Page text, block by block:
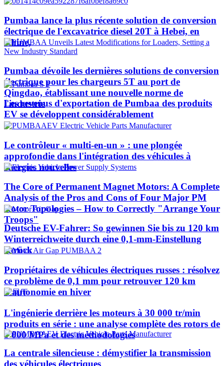
Pumbaa lance la plus récente solution de conversion
électrique de l'excavatrice diesel 20T à Hebei, en
Chine,
Pumbaa dévoile les dernières solutions de conversion
électrique pour les chargeurs 5T au port de
Qingdao, établissant une nouvelle norme de
l'industrie
Les revenus d'exportation de Pumbaa des produits
EV se développent considérablement
Le contrôleur « multi-en-un » : une plongée
approfondie dans l'intégration des véhicules à
énergies nouvelles
The Core of Permanent Magnet Motors: A Complete
Analysis of the Pros and Cons of Four Major PM
Rotor Topologies – How to Correctly "Arrange Your
Troops"
Deutsche EV-Fahrer: So gewinnen Sie bis zu 120 km
Winterreichweite durch eine 0,1-mm-Einstellung
zurück
Propriétaires de véhicules électriques russes : résolvez
ce problème de 0,1 mm pour retrouver 120 km
d'autonomie en hiver
L'ingénierie derrière les moteurs à 30 000 tr/min
produits en série : une analyse complète des rotors de
1 000 MPa et des méthodologies
La centrale silencieuse : démystifier la transmission